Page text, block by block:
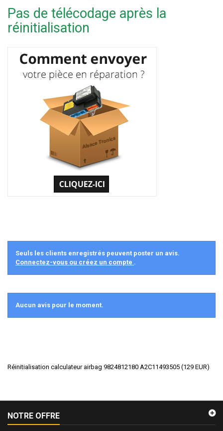
Pas de télécodage après la
réinitialisation
Seuls les clients enregistrés peuvent poster un avis.
Connectez-vous ou créez un compte .
Aucun avis pour le moment.
Réinitialisation calculateur airbag 9824812180 A2C11493505 (129 EUR)
NOTRE OFFRE